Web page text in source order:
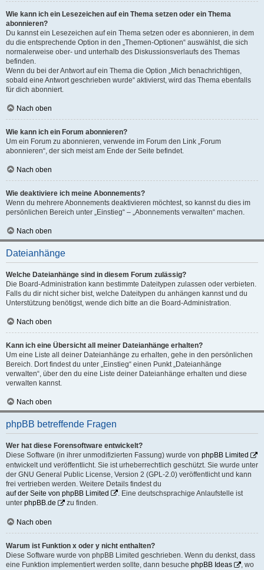
Wie kann ich ein Lesezeichen auf ein Thema setzen oder ein Thema
abonnieren?
Du kannst ein Lesezeichen auf ein Thema setzen oder es abonnieren, in dem
du die entsprechende Option in den „Themen-Optionen“ auswählst, die sich
normalerweise ober- und unterhalb des Diskussionsverlaufs des Themas
befinden.
Wenn du bei der Antwort auf ein Thema die Option „Mich benachrichtigen,
sobald eine Antwort geschrieben wurde“ aktivierst, wird das Thema ebenfalls
für dich abonniert.
Nach oben
Wie kann ich ein Forum abonnieren?
Um ein Forum zu abonnieren, verwende im Forum den Link „Forum
abonnieren“, der sich meist am Ende der Seite befindet.
Nach oben
Wie deaktiviere ich meine Abonnements?
Wenn du mehrere Abonnements deaktivieren möchtest, so kannst du dies im
persönlichen Bereich unter „Einstieg“ – „Abonnements verwalten“ machen.
Nach oben
Dateianhänge
Welche Dateianhänge sind in diesem Forum zulässig?
Die Board-Administration kann bestimmte Dateitypen zulassen oder verbieten.
Falls du dir nicht sicher bist, welche Dateitypen du anhängen kannst und du
Unterstützung benötigst, wende dich bitte an die Board-Administration.
Nach oben
Kann ich eine Übersicht all meiner Dateianhänge erhalten?
Um eine Liste all deiner Dateianhänge zu erhalten, gehe in den persönlichen
Bereich. Dort findest du unter „Einstieg“ einen Punkt „Dateianhänge
verwalten“, über den du eine Liste deiner Dateianhänge erhalten und diese
verwalten kannst.
Nach oben
phpBB betreffende Fragen
Wer hat diese Forensoftware entwickelt?
Diese Software (in ihrer unmodifizierten Fassung) wurde von phpBB Limited
entwickelt und veröffentlicht. Sie ist urheberrechtlich geschützt. Sie wurde unter
der GNU General Public License, Version 2 (GPL-2.0) veröffentlicht und kann
frei vertrieben werden. Weitere Details findest du
auf der Seite von phpBB Limited
. Eine deutschsprachige Anlaufstelle ist
unter phpBB.de zu finden.
Nach oben
Warum ist Funktion x oder y nicht enthalten?
Diese Software wurde von phpBB Limited geschrieben. Wenn du denkst, dass
eine Funktion implementiert werden sollte, dann besuche phpBB Ideas
, wo